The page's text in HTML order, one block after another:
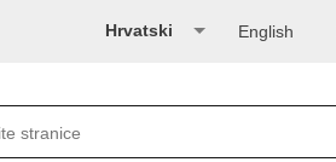
English
Hrvatski